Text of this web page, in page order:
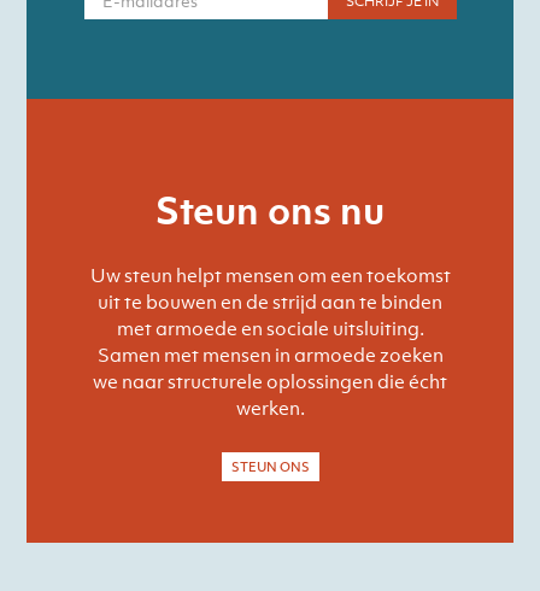
Steun ons nu
Uw steun helpt mensen om een toekomst
uit te bouwen en de strijd aan te binden
met armoede en sociale uitsluiting.
Samen met mensen in armoede zoeken
we naar structurele oplossingen die écht
werken.
STEUN ONS